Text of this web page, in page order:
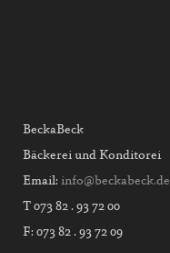
BeckaBeck
Bäckerei und Konditorei
Email: info@beckabeck.de
T 073 82 . 93 72 00
F: 073 82 . 93 72 09